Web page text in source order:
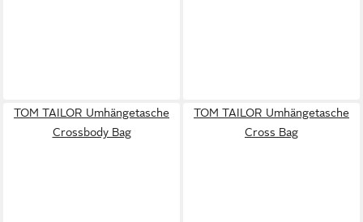
TOM TAILOR Umhängetasche
Crossbody Bag
TOM TAILOR Umhängetasche
Cross Bag